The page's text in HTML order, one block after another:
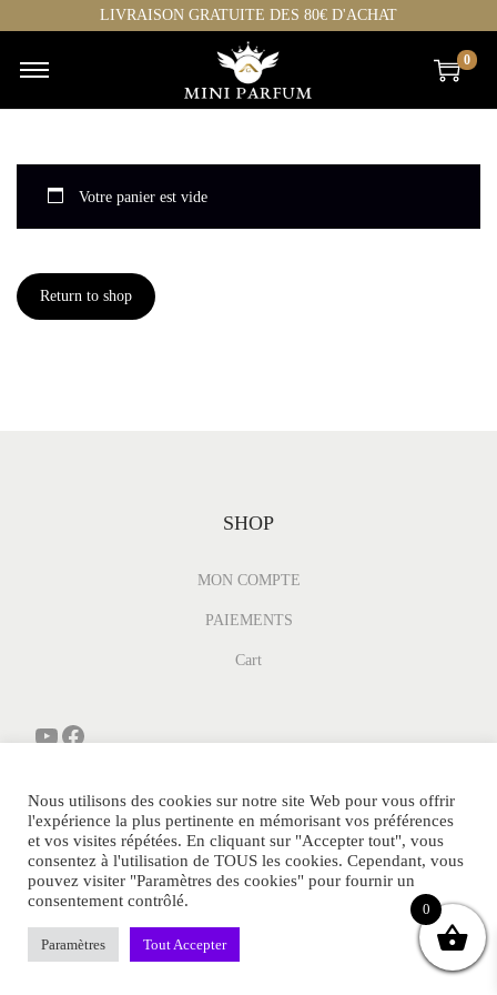
LIVRAISON GRATUITE DES 80€ D'ACHAT
0
Votre panier est vide
Return to shop
SHOP
MON COMPTE
PAIEMENTS
Cart
© MINI-PARFUM.FR Tous Droits Réservés.
SITEMAP
CONTACT
MENTIONS LEGALES BLOG
Nous utilisons des cookies sur notre site Web pour vous offrir
l'expérience la plus pertinente en mémorisant vos préférences
et vos visites répétées. En cliquant sur "Accepter tout", vous
consentez à l'utilisation de TOUS les cookies. Cependant, vous
pouvez visiter "Paramètres des cookies" pour fournir un
consentement contrôlé.
Paramètres Tout Accepter
0